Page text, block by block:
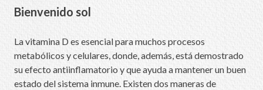
Bienvenido sol
La vitamina D es esencial para muchos procesos
metabólicos y celulares, donde, además, está demostrado
su efecto antiinflamatorio y que ayuda a mantener un buen
estado del sistema inmune. Existen dos maneras de